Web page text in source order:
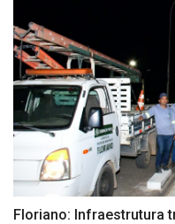
Floriano: Infraestrutura